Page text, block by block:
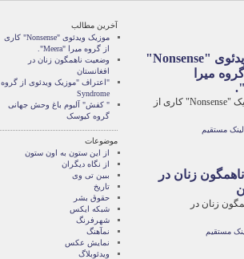
موزیک ویدئوی "Nonsense"
میرا
ویدئوی موزیک "Nonsense" کاری از
لینک مستقیم
زنان در
زنان در
مستقیم
آخرین مطالب
موزیک ویدئوی "Nonsense" کاری
از گروه میرا "Meera".
وضعیت ناهمگون زنان در
افغانستان
"اعتراف "موزیک ویدئوی از گروه
Syndrome
" کفش" آلبوم باغ وحش جهانی‌
گروه کیوسک
موضوعات
از این ستون به اون ستون
از نگاه دیگران
ببین تی وی
تاریخ
حقوق بشر
شبکه ایکس
شهرفرنگ
نمآهنگ
نمایش عکس
ویدئوبلاگ